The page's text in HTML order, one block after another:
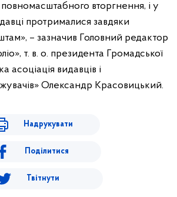
повномасштабного вторгнення, і у
протрималися завдяки
– зазначив Головний редактор
т. в. о. президента Громадської
асоціація видавців і
Олександр Красовицький.
Надрукувати
Поділитися
Твітнути